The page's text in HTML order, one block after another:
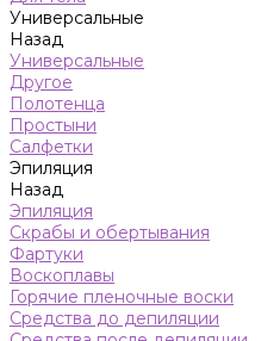
Универсальные
Назад
Универсальные
Другое
Полотенца
Простыни
Салфетки
Эпиляция
Назад
Эпиляция
Скрабы и обертывания
Фартуки
Воскоплавы
Горячие пленочные воски
Средства до депиляции